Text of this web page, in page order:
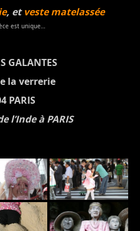
, etveste matelassée
est unique…
GALANTES
la verrerie
PARIS
l’Inde à PARIS